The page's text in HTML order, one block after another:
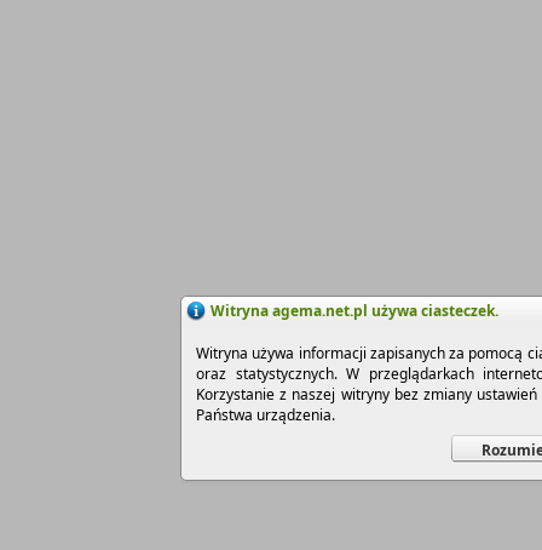
Witryna agema.net.pl używa ciasteczek.
Witryna używa informacji zapisanych za pomocą
oraz statystycznych. W przeglądarkach
Korzystanie z naszej witryny bez zmiany
Państwa urządzenia.